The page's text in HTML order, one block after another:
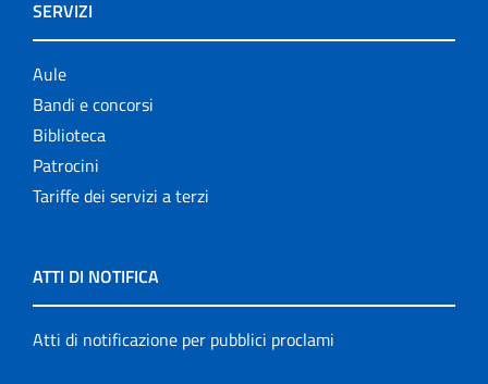
SERVIZI
Aule
Bandi e concorsi
Biblioteca
Patrocini
Tariffe dei servizi a terzi
ATTI DI NOTIFICA
Atti di notificazione per pubblici proclami